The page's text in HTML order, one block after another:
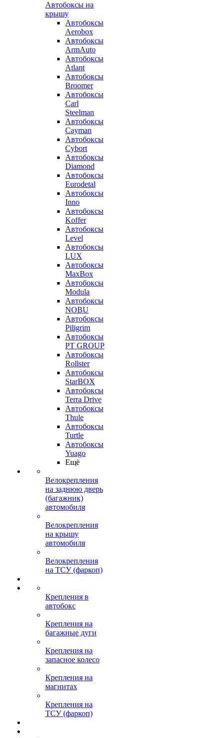
Автобоксы на
крышу
Автобоксы
Aerobox
Автобоксы
ArmAuto
Автобоксы
Atlant
Автобоксы
Broomer
Автобоксы
Carl
Steelman
Автобоксы
Cayman
Автобоксы
Cybort
Автобоксы
Diamond
Автобоксы
Eurodetal
Автобоксы
Inno
Автобоксы
Koffer
Автобоксы
Level
Автобоксы
LUX
Автобоксы
MaxBox
Автобоксы
Modula
Автобоксы
NOBU
Автобоксы
Piligrim
Автобоксы
PT GROUP
Автобоксы
Rollster
Автобоксы
StarBOX
Автобоксы
Terra Drive
Автобоксы
Thule
Автобоксы
Turtle
Автобоксы
Yuago
Ещё
Велокрепления
на заднюю дверь
(багажник)
автомобиля
Велокрепления
на крышу
автомобиля
Велокрепления
на ТСУ (фаркоп)
Крепления в
автобокс
Крепления на
багажные дуги
Крепления на
запасное колесо
Крепления на
магнитах
Крепления на
ТСУ (фаркоп)